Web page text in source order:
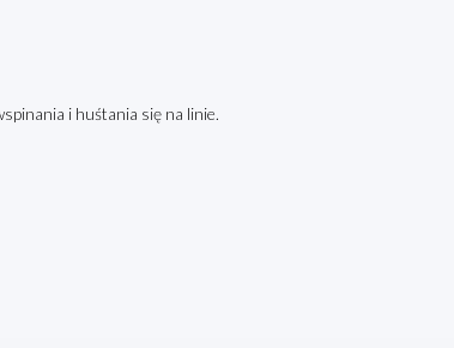
i huśtania się na linie.